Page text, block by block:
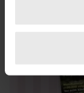
op
verwerkt en
intrekken in de